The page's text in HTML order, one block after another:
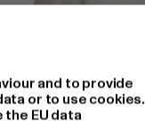
and to provide
or to use cookies.
EU data